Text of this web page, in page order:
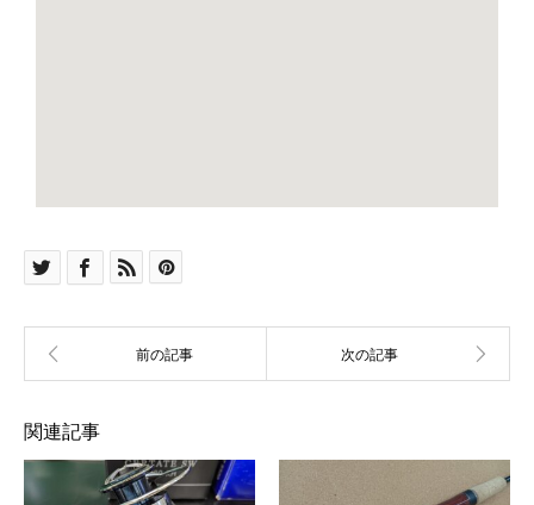
関連記事